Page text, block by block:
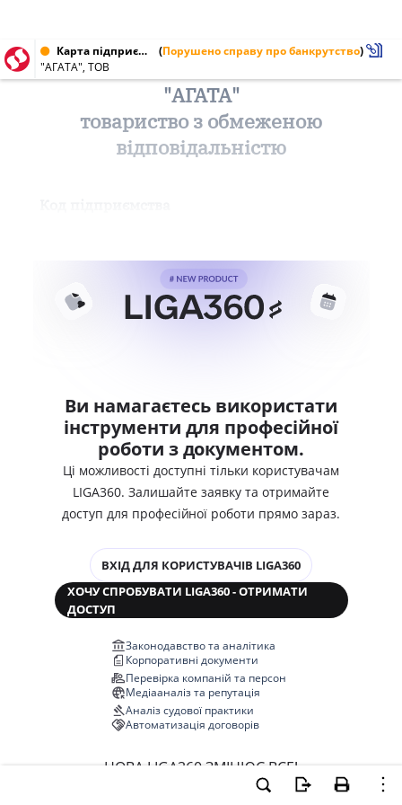
Карта підприємства від 17.09.1998 (Порушено справу про банкрутство)
"АГАТА", ТОВ
"АГАТА"
товариство з обмеженою
відповідальністю
Ви намагаєтесь використати
інструменти для професійної
роботи з документом.
Ці можливості доступні тільки користувачам
LIGA360. Залишайте заявку та отримайте
доступ для професійної роботи прямо зараз.
ВХІД ДЛЯ КОРИСТУВАЧІВ LIGA360
ХОЧУ СПРОБУВАТИ LIGA360 - ОТРИМАТИ
ДОСТУП
Законодавство та аналітика
Корпоративні документи
Перевірка компаній та персон
Медіааналіз та репутація
Аналіз судової практики
Автоматизація договорів
НОВА LIGA360 ЗМІНЮЄ ВСЕ!